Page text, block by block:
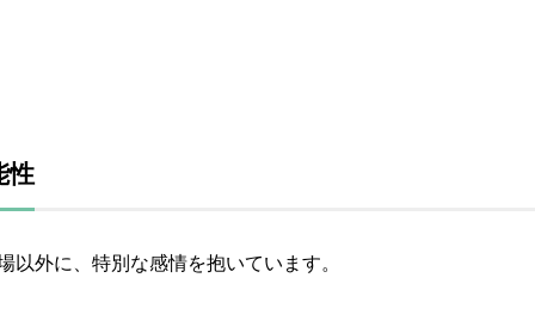
性
外に、特別な感情を抱いています。